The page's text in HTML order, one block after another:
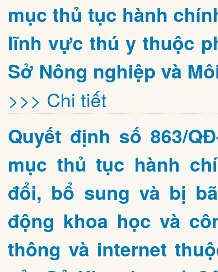
mục thủ tục hành
lĩnh vực thú y thuộc
Sở Nông nghiệp và
>>> Chi tiết
Quyết định số 863/
mục thủ tục hành
đổi, bổ sung và bị
động khoa học và
thông và internet